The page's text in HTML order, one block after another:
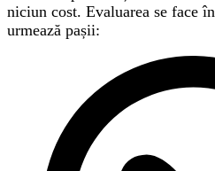
niciun cost. Evaluarea se face
urmează pașii: